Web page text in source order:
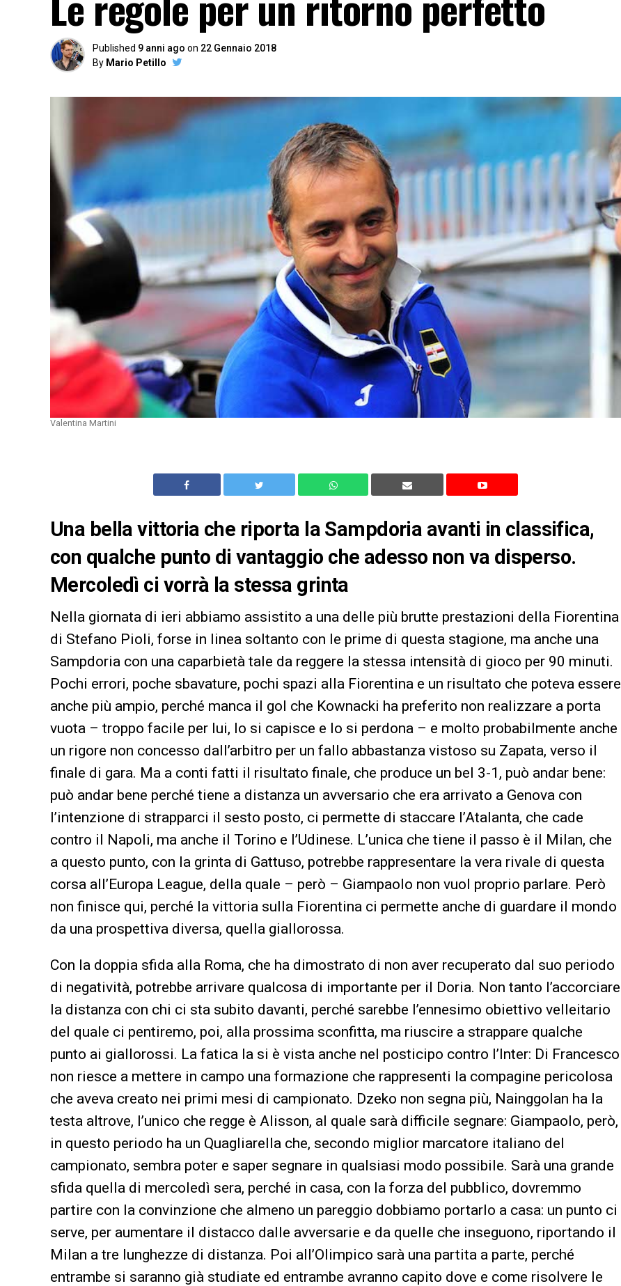
Published 9 anni ago on 22 Gennaio 2018
By Mario Petillo
Valentina Martini
Una bella vittoria che riporta la Sampdoria avanti in classifica,
con qualche punto di vantaggio che adesso non va disperso.
Mercoledì ci vorrà la stessa grinta
Nella giornata di ieri abbiamo assistito a una delle più brutte prestazioni della Fiorentina
di Stefano Pioli, forse in linea soltanto con le prime di questa stagione, ma anche una
Sampdoria con una caparbietà tale da reggere la stessa intensità di gioco per 90 minuti.
Pochi errori, poche sbavature, pochi spazi alla Fiorentina e un risultato che poteva essere
anche più ampio, perché manca il gol che Kownacki ha preferito non realizzare a porta
vuota – troppo facile per lui, lo si capisce e lo si perdona – e molto probabilmente anche
un rigore non concesso dall’arbitro per un fallo abbastanza vistoso su Zapata, verso il
finale di gara. Ma a conti fatti il risultato finale, che produce un bel 3-1, può andar bene:
può andar bene perché tiene a distanza un avversario che era arrivato a Genova con
l’intenzione di strapparci il sesto posto, ci permette di staccare l’Atalanta, che cade
contro il Napoli, ma anche il Torino e l’Udinese. L’unica che tiene il passo è il Milan, che
a questo punto, con la grinta di Gattuso, potrebbe rappresentare la vera rivale di questa
corsa all’Europa League, della quale – però – Giampaolo non vuol proprio parlare. Però
non finisce qui, perché la vittoria sulla Fiorentina ci permette anche di guardare il mondo
da una prospettiva diversa, quella giallorossa.
Con la doppia sfida alla Roma, che ha dimostrato di non aver recuperato dal suo periodo
di negatività, potrebbe arrivare qualcosa di importante per il Doria. Non tanto l’accorciare
la distanza con chi ci sta subito davanti, perché sarebbe l’ennesimo obiettivo velleitario
del quale ci pentiremo, poi, alla prossima sconfitta, ma riuscire a strappare qualche
punto ai giallorossi. La fatica la si è vista anche nel posticipo contro l’Inter: Di Francesco
non riesce a mettere in campo una formazione che rappresenti la compagine pericolosa
che aveva creato nei primi mesi di campionato. Dzeko non segna più, Nainggolan ha la
testa altrove, l’unico che regge è Alisson, al quale sarà difficile segnare: Giampaolo, però,
in questo periodo ha un Quagliarella che, secondo miglior marcatore italiano del
campionato, sembra poter e saper segnare in qualsiasi modo possibile. Sarà una grande
sfida quella di mercoledì sera, perché in casa, con la forza del pubblico, dovremmo
partire con la convinzione che almeno un pareggio dobbiamo portarlo a casa: un punto ci
serve, per aumentare il distacco dalle avversarie e da quelle che inseguono, riportando il
Milan a tre lunghezze di distanza. Poi all’Olimpico sarà una partita a parte, perché
entrambe si saranno già studiate ed entrambe avranno capito dove e come risolvere le